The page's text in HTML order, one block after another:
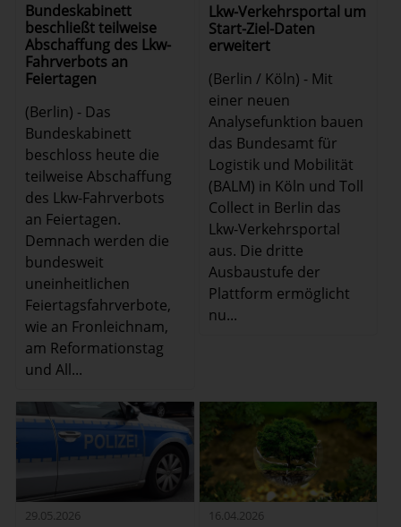
Bundeskabinett
beschließt teilweise
Abschaffung des Lkw-
Fahrverbots an
Feiertagen
(Berlin) - Das
Bundeskabinett
beschloss heute die
teilweise Abschaffung
des Lkw-Fahrverbots
an Feiertagen.
Demnach werden die
bundesweit
uneinheitlichen
Feiertagsfahrverbote,
wie an Fronleichnam,
am Reformationstag
und All...
Lkw-Verkehrsportal um
Start-Ziel-Daten
erweitert
(Berlin / Köln) - Mit
einer neuen
Analysefunktion bauen
das Bundesamt für
Logistik und Mobilität
(BALM) in Köln und Toll
Collect in Berlin das
Lkw-Verkehrsportal
aus. Die dritte
Ausbaustufe der
Plattform ermöglicht
nu...
29.05.2026 16.04.2026